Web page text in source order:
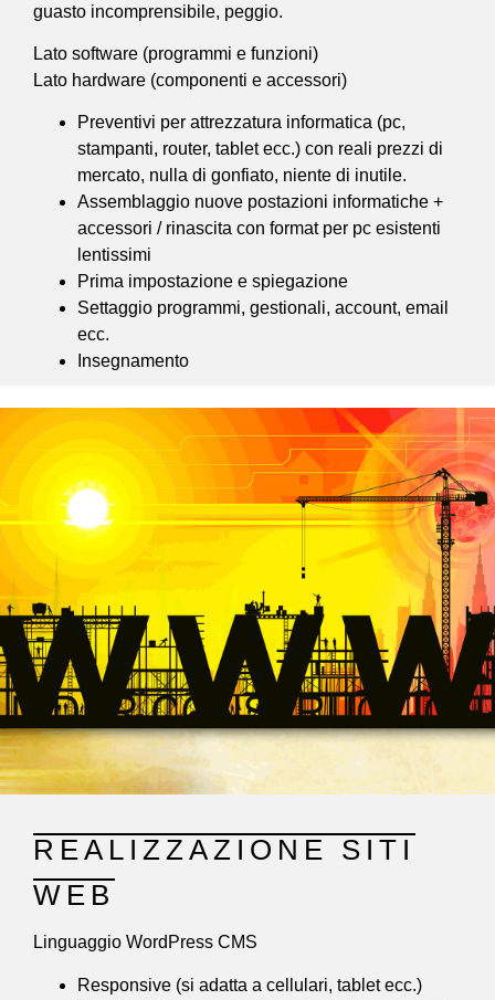
guasto incomprensibile, peggio.
Lato software (programmi e funzioni)
Lato hardware (componenti e accessori)
Preventivi per attrezzatura informatica (pc,
stampanti, router, tablet ecc.) con reali prezzi di
mercato, nulla di gonfiato, niente di inutile.
Assemblaggio nuove postazioni informatiche +
accessori / rinascita con format per pc esistenti
lentissimi
Prima impostazione e spiegazione
Settaggio programmi, gestionali, account, email
ecc.
Insegnamento
REALIZZAZIONE SITI
WEB
Linguaggio WordPress CMS
Responsive (si adatta a cellulari, tablet ecc.)